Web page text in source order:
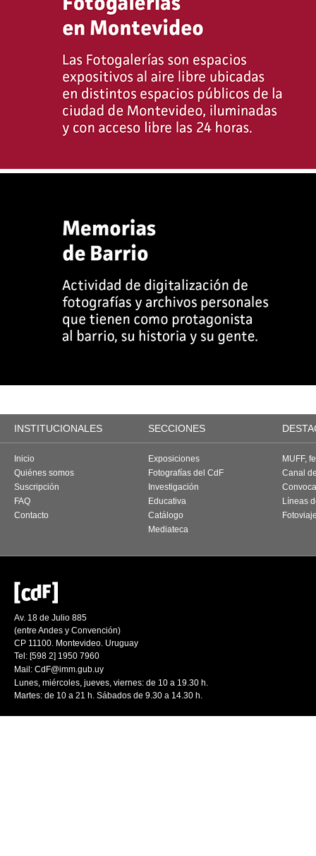
INSTITUCIONALES SECCIONES
Inicio
Quiénes somos
Suscripción
FAQ
Contacto
Exposiciones
Fotografías del CdF
Investigación
Educativa
Catálogo
Mediateca
MUFF,
Canal
Líneas
Av. 18 de Julio 885
(entre Andes y Convención)
CP 11100. Montevideo. Uruguay
Tel: [598 2] 1950 7960
Mail: CdF@imm.gub.uy
Lunes, miércoles, jueves, viernes: de 10 a 19.30 h.
Martes: de 10 a 21 h. Sábados de 9.30 a 14.30 h.